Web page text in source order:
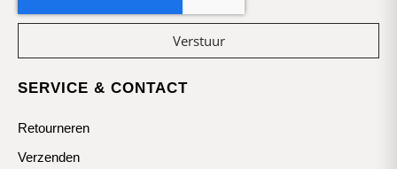
Verstuur
SERVICE & CONTACT
Retourneren
Verzenden